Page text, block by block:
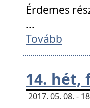
Érdemes
...
Tovább
14. hét,
2017. 05. 08. -